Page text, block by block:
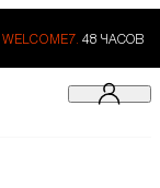
WELCOME7. 48 ЧАСОВ